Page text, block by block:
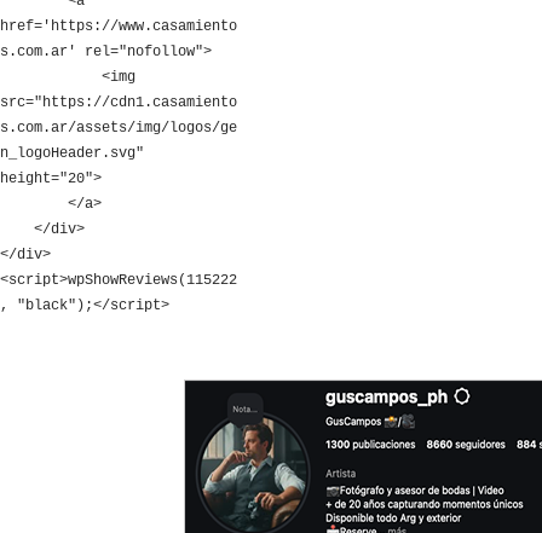
href='https://www.casamiento
s.com.ar' rel="nofollow">
src="https://cdn1.casamiento
s.com.ar/assets/img/logos/ge
n_logoHeader.svg"
height="20">
</div>
<script>wpShowReviews(115222